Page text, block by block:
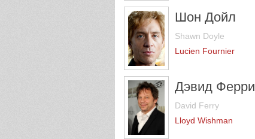
Шон Дойл
Shawn Doyle
Lucien Fournier
Дэвид Ферри
David Ferry
Lloyd Wishman